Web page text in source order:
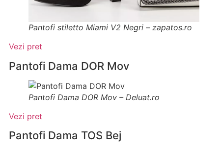
Pantofi stiletto Miami V2 Negri – zapatos.ro
Vezi pret
Pantofi Dama DOR Mov
Pantofi Dama DOR Mov – Deluat.ro
Vezi pret
Pantofi Dama TOS Bej